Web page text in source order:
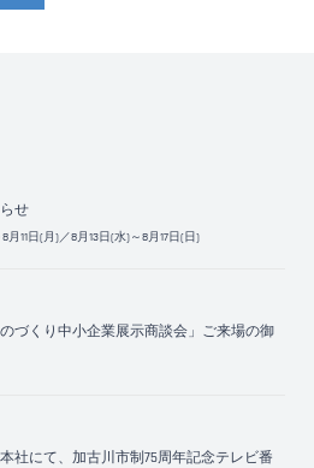
せ
月11日(月)／8月13日(水)～8月17日(日)
のづくり中小企業展示商談会」ご来場の御
社にて、加古川市制75周年記念テレビ番